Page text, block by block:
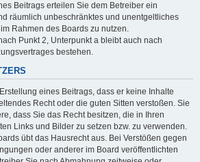
Beitrags erteilen Sie dem Betreiber ein
räumlich unbeschränktes und unentgeltliches
Rahmen des Boards zu nutzen.
Punkt 2, Unterpunkt a bleibt auch nach
bestehen.
eines Beitrags, dass er keine Inhalte
Recht oder die guten Sitten verstoßen. Sie
dass Sie das Recht besitzen, die in Ihren
Links und Bilder zu setzen bzw. zu verwenden.
übt das Hausrecht aus. Bei Verstößen gegen
oder anderer im Board veröffentlichten